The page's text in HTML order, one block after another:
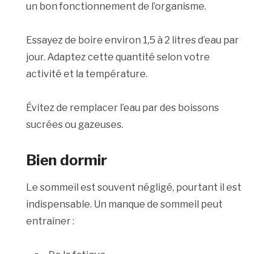
un bon fonctionnement de l’organisme.
Essayez de boire environ 1,5 à 2 litres d’eau par
jour. Adaptez cette quantité selon votre
activité et la température.
Évitez de remplacer l’eau par des boissons
sucrées ou gazeuses.
Bien dormir
Le sommeil est souvent négligé, pourtant il est
indispensable. Un manque de sommeil peut
entraîner :